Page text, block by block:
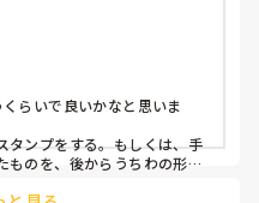
らいで良いかなと思いま
タンプをする。もしくは、手
ものを、後からうちわの形に